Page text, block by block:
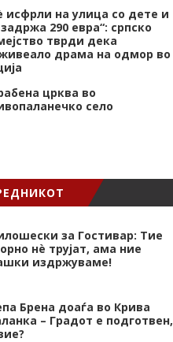
исфрли на улица со дете и
290 евра“: српско
тврди дека
драма на одмор во
црква во
село
за Гостивар: Тие
нѐ трујат, ама ние
издржуваме!
Брена доаѓа во Крива
– Градот е подготвен,